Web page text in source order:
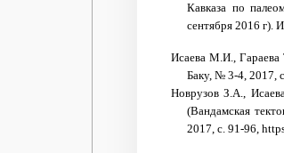
Кавказа по
сентября 2016 г).
Исаева М.И., Гараева
Баку, № 3-4, 2017,
Новрузов З.А.,
(Вандамская
2017, с. 91-96,